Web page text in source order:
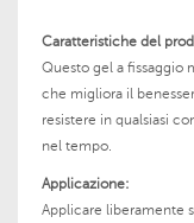
Caratteristiche del
Questo gel a fissaggio
che migliora il
resistere in qualsiasi
nel tempo.
Applicazione:
Applicare liberamente